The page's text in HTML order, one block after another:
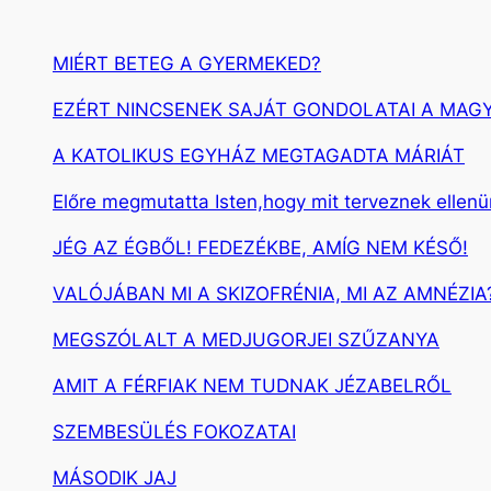
MIÉRT BETEG A GYERMEKED?
EZÉRT NINCSENEK SAJÁT GONDOLATAI A
A KATOLIKUS EGYHÁZ MEGTAGADTA MÁRIÁT
Előre megmutatta Isten,hogy mit terveznek
JÉG AZ ÉGBŐL! FEDEZÉKBE, AMÍG NEM KÉSŐ!
VALÓJÁBAN MI A SKIZOFRÉNIA, MI AZ
MEGSZÓLALT A MEDJUGORJEI SZŰZANYA
AMIT A FÉRFIAK NEM TUDNAK JÉZABELRŐL
SZEMBESÜLÉS FOKOZATAI
MÁSODIK JAJ